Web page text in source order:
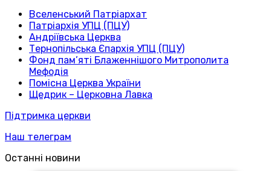
Вселенський Патріархат
Патріархія УПЦ (ПЦУ)
Андріївська Церква
Тернопільська Єпархія УПЦ (ПЦУ)
Фонд пам’яті Блаженнішого Митрополита
Мефодія
Помісна Церква України
Щедрик – Церковна Лавка
Підтримка церкви
Наш телеграм
Останні новини